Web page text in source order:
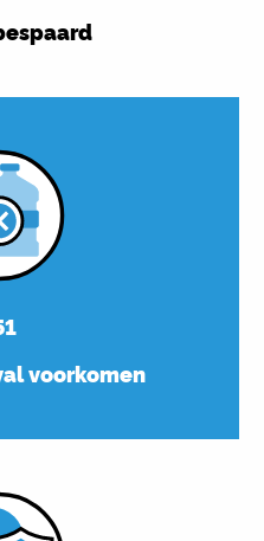
voorkomen